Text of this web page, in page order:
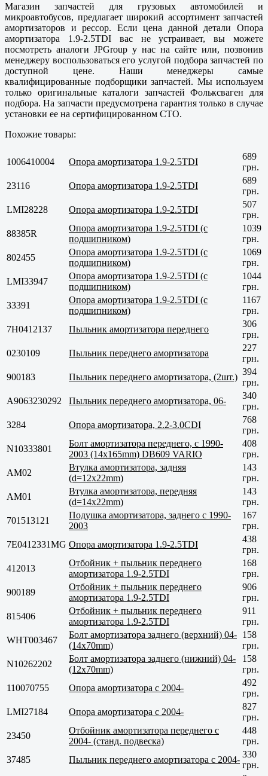
Магазин запчастей для грузовых автомобилей и
микроавтобусов, предлагает широкий ассортимент запчастей
амортизаторов и рессор. Если цена данной детали Опора
амортизатора 1.9-2.5TDI вас не устраивает, вы можете
посмотреть аналоги JPGroup у нас на сайте или, позвонив
менеджеру воспользоваться его услугой подбора запчастей по
доступной цене. Наши менеджеры самые
квалифицированные подборщики запчастей. Мы используем
только оригинальные каталоги запчастей Фольксваген для
подбора. На запчасти предусмотрена гарантия только в случае
установки ее на сертифицированном СТО.
Похожие товары:
1006410004 Опора амортизатора 1.9-2.5TDI
689
грн.
23116
Опора амортизатора 1.9-2.5TDI
689
грн.
LMI28228
Опора амортизатора 1.9-2.5TDI
507
грн.
88385R
Опора амортизатора 1.9-2.5TDI (с
подшипником)
1039
грн.
802455
Опора амортизатора 1.9-2.5TDI (с
подшипником)
1069
грн.
LMI33947
Опора амортизатора 1.9-2.5TDI (с
подшипником)
1044
грн.
33391
Опора амортизатора 1.9-2.5TDI (с
подшипником)
1167
грн.
7H0412137
Пыльник амортизатора переднего
306
грн.
0230109
Пыльник переднего амортизатора
227
грн.
900183
Пыльник переднего амортизатора, (2шт.)
394
грн.
A9063230292
Пыльник переднего амортизатора, 06-
340
грн.
3284
Опора амортизатора, 2.2-3.0CDI
768
грн.
N10333801
Болт амортизатора переднего, с 1990-
2003 (14x165mm) DB609 VARIO
408
грн.
AM02
Втулка амортизатора, задняя
(d=12x22mm)
143
грн.
AM01
Втулка амортизатора, передняя
(d=14x22mm)
143
грн.
701513121
Подушка амортизатора, заднего с 1990-
2003
167
грн.
7E0412331MG Опора амортизатора 1.9-2.5TDI
438
грн.
412013
Отбойник + пыльник переднего
амортизатора 1.9-2.5TDI
168
грн.
900189
Отбойник + пыльник переднего
амортизатора 1.9-2.5TDI
906
грн.
815406
Отбойник + пыльник переднего
амортизатора 1.9-2.5TDI
911
грн.
WHT003467
Болт амортизатора заднего (верхний) 04-
(14x70mm)
158
грн.
N10262202
Болт амортизатора заднего (нижний) 04-
(12x70mm)
158
грн.
110070755
Опора амортизатора с 2004-
492
грн.
LMI27184
Опора амортизатора с 2004-
827
грн.
23450
Отбойник амортизатора переднего с
2004- (станд. подвеска)
448
грн.
37485
Пыльник переднего амортизатора с 2004-
330
грн.